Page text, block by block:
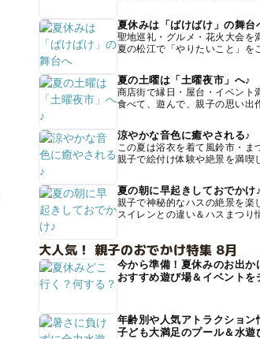
夏休みは「ばけばけ」の舞台
聖地巡礼・グルメ・花火大会を
夏の松江で「やりたいこと」を
夏の土曜は「土曜夜市」へ♪
商店街で縁日・屋台・イベント
食べて、遊んで、親子の思い出
涼やかな音色に癒やされる♪
この夏は浴衣を着て風鈴市・ま
親子で絵付け体験や絶景を満喫
夏の朝に早起きしておでかけ♪
親子で神秘的なハスの絶景を楽
スイレンとの違い＆ハスまつり
大人気！ 親子のおでかけ特集 8月
今から準備！夏休みのお出か
おすすめ遊び場＆イベントを
年齢別や人気アトラクション
子ども大満足のプール＆水遊